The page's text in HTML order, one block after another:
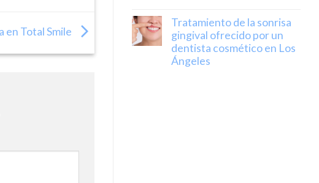
en Total Smile
Tratamiento de la sonrisa
gingival ofrecido por un
dentista cosmético en Los
Ángeles